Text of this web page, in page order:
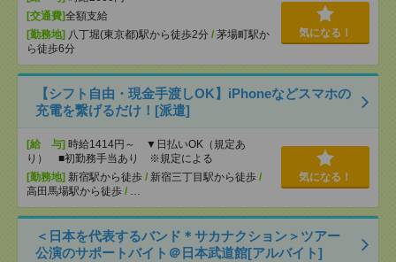
[交通費]全額支給
[勤務地] 八丁堀(東京都)駅から徒歩2分 / 茅場町駅か
ら徒歩6分
気になる！
【シフト自由・現金手渡しOK】iPhoneなどスマホの
充電を繋げるだけ！[派遣]
[給 与] 時給1414円～ ▼日払いOK（規定あ
り） ■初勤務手当あり ※規定による
[勤務地] 新宿駅から徒歩 / 新宿三丁目駅から徒歩 /
高田馬場駅から徒歩 / …
気になる！
＜日本を代表するバンド＊サカナクション＞ツアー
公演のサポートバイト＠日本武道館[アルバイト]